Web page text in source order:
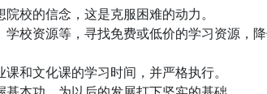
校的信念，这是克服困难的动力。
校资源等，寻找免费或低价的学习资源，
和文化课的学习时间，并严格执行。